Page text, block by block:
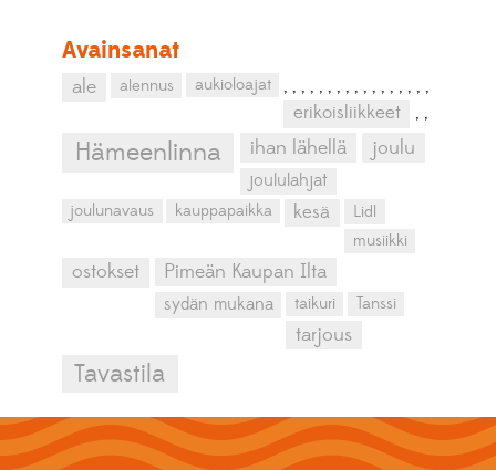
Avainsanat
ale ,
alennus ,
aukioloajat ,
erikoisliikkeet
,
Hämeenlinna
,
ihan lähellä
,
joulu
,
joululahjat
,
joulunavaus
,
kauppapaikka
,
kesä
,
Lidl
,
musiikki
,
ostokset
,
Pimeän Kaupan Ilta
,
sydän mukana
,
taikuri
,
Tanssi
,
tarjous
,
Tavastila